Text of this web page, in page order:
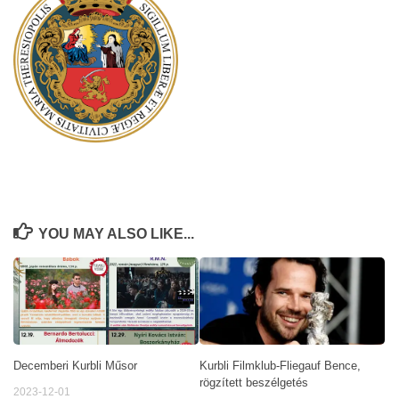
YOU MAY ALSO LIKE...
Decemberi Kurbli Műsor
2023-12-01
Kurbli Filmklub-Fliegauf Bence,
rögzített beszélgetés